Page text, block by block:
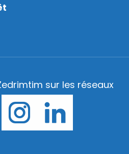
sur les réseaux